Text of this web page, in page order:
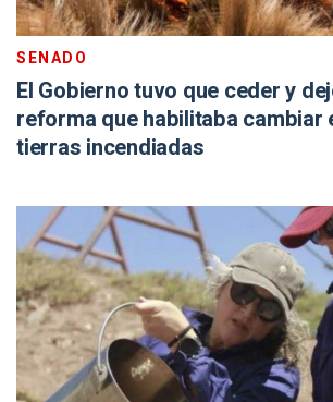
SENADO
El Gobierno tuvo que ceder y
reforma que habilitaba cambiar
tierras incendiadas